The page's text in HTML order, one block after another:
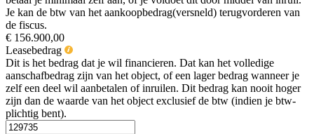
Je kan de btw van het aankoopbedrag(versneld) terugvorderen van
de fiscus.
€ 156.900,00
Leasebedrag
Dit is het bedrag dat je wil financieren. Dat kan het volledige
aanschafbedrag zijn van het object, of een lager bedrag wanneer je
zelf een deel wil aanbetalen of inruilen. Dit bedrag kan nooit hoger
zijn dan de waarde van het object exclusief de btw (indien je btw-
plichtig bent).